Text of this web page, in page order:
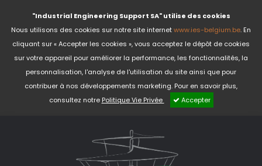
"Industrial Engineering Support SA" utilise des cookies
Nous utilisons des cookies sur notre site internetwww.ies-belgium.be. En
cliquant sur « Accepter les cookies », vous acceptez le dépôt de cookies
sur votre appareil pour améliorer la performance, les fonctionnalités, la
personnalisation, l'analyse de l'utilisation du site ainsi que pour
contribuer à nos développements marketing. Pour en savoir plus,
consultez notre Politique Vie Privée Accepter